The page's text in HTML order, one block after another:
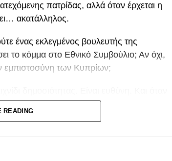
πατρίδας, αλλά όταν έρχεται η
ακατάλληλος.
ένας εκλεγμένος βουλευτής της
το κόμμα στο Εθνικό Συμβούλιο; Αν όχι,
εμπιστοσύνη των Κυπρίων;
στην κορυφαία θεσμική
προχειρότητα. Και σίγουρα δεν μπορεί
READING